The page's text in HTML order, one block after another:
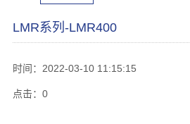
LMR系列-LMR400
时间：2022-03-10 11:15:15
点击： 0